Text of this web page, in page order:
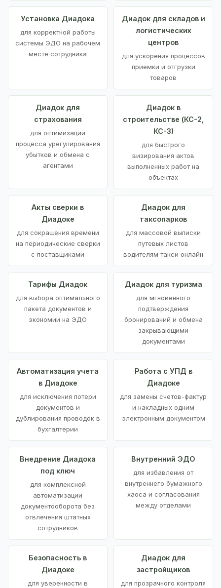
Установка Диадока
для корректной работы
системы ЭДО на рабочем
месте сотрудника
Диадок для складов и
логистических
центров
для ускорения процессов
приемки и отгрузки
товаров
Диадок для
страхования
для оптимизации
процесса урегулирования
убытков и обмена с
агентами
Диадок в
строительстве (КС-2,
КС-3)
для быстрого
визирования актов
выполненных работ на
объектах
Акты сверки в
Диадоке
для сокращения времени
на периодические сверки
с поставщиками
Диадок для
таксопарков
для массовой выписки
путевых листов
водителям такси онлайн
Тарифы Диадок
для выбора оптимального
пакета документов и
экономии на ЭДО
Диадок для туризма
для мгновенного
подтверждения
бронирований и обмена
закрывающими
документами
Автоматизация учета
в Диадоке
для исключения потери
документов и
дублирования проводок в
бухгалтерии
Работа с УПД в
Диадоке
для замены счетов-фактур
и накладных одним
электронным документом
Внедрение Диадока
под ключ
для комплексной
автоматизации
документооборота без
отвлечения штатных
сотрудников
Внутренний ЭДО
для избавления от
внутреннего бумажного
хаоса и согласования
между отделами
Безопасность в
Диадоке
для уверенности в
Диадок для
застройщиков
для прозрачного контроля